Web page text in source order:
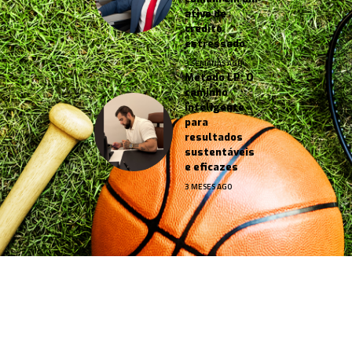
ativo de
crédito
estressado
3 SEMANAS AGO
Método LP: O
caminho
inteligente
para
resultados
sustentáveis
e eficazes
3 MESES AGO